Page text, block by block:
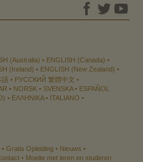
(Australia)
ENGLISH (Canada)
(Ireland)
ENGLISH (New Zealand)
語 РУССКИЙ 繁體中文
NORSK SVENSKA
ESPAÑOL
ΕΛΛΗΝΙΚA
ITALIANO
Gratis Opleiding
Nieuws
Moeite met leren en studeren